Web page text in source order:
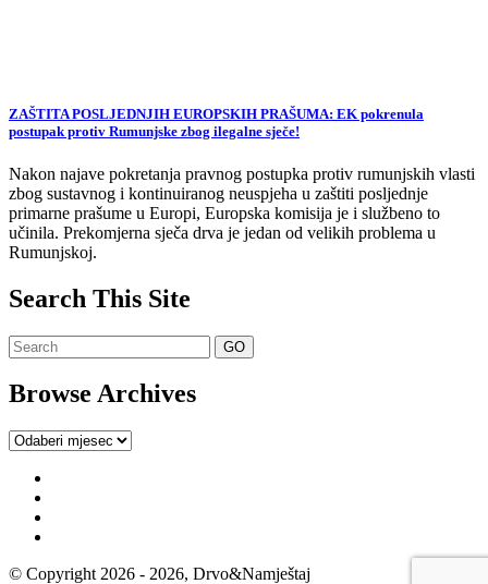
ZAŠTITA POSLJEDNJIH EUROPSKIH PRAŠUMA: EK pokrenula
postupak protiv Rumunjske zbog ilegalne sječe!
Nakon najave pokretanja pravnog postupka protiv rumunjskih vlasti
zbog sustavnog i kontinuiranog neuspjeha u zaštiti posljednje
primarne prašume u Europi, Europska komisija je i službeno to
učinila. Prekomjerna sječa drva je jedan od velikih problema u
Rumunjskoj.
Search This Site
Browse Archives
Browse
© Copyright 2026 - 2026, Drvo&Namještaj